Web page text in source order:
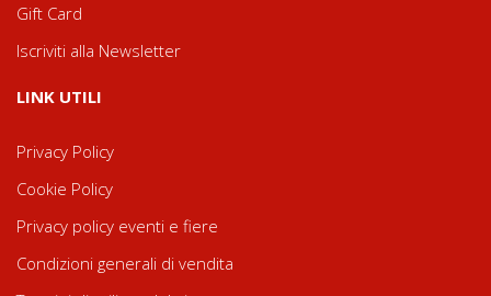
Gift Card
Iscriviti alla Newsletter
LINK UTILI
Privacy Policy
Cookie Policy
Privacy policy eventi e fiere
Condizioni generali di vendita